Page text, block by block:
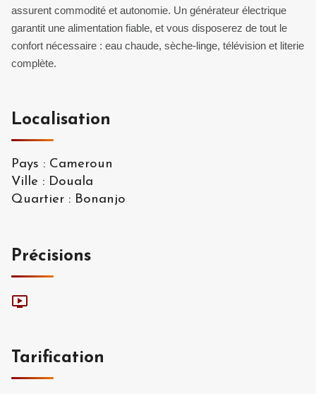
assurent commodité et autonomie. Un générateur électrique
garantit une alimentation fiable, et vous disposerez de tout le
confort nécessaire : eau chaude, sèche-linge, télévision et literie
complète.
Localisation
Pays : Cameroun
Ville : Douala
Quartier : Bonanjo
Précisions
Tarification